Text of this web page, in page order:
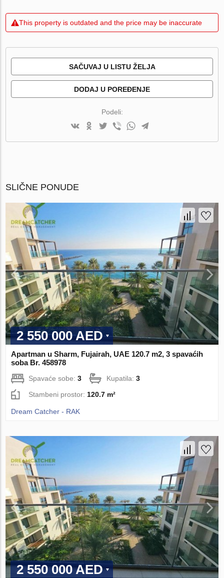
This property is outdated and the price may be inaccurate
SAČUVAJ U LISTU ŽELJA
DODAJ U POREĐENJE
Podeli:
SLIČNE PONUDE
2 550 000 AED
Apartman u Sharm, Fujairah, UAE 120.7 m2, 3 spavaćih
soba Br. 458978
Spavaće sobe:3 Kupatila:3
Stambeni prostor:120.7 m²
Dream Catcher - RAK
2 550 000 AED